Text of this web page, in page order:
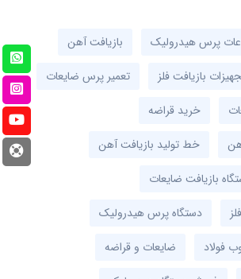
پرس هیدرولیک
بازیافت آهن
بازیافت فلز
تعمیر پرس ضایعات
خرید قراضه
خط تولید بازیافت آهن
بازیافت ضایعات
دستگاه پرس هیدرولیک
فولاد
ضایعات و قراضه